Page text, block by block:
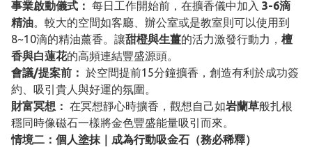
事業啟動儀式： 每日工作開始前，在擴香儀中加入 3-6滴
精油。較大的空間如客廳、辦公室或是教室則可以使用到
8~10滴的精油薰香。讓甜橙與生薑的活力激發行動力， 檀
香與白蓮花的高頻連結豐盛源頭。
會議/提案前： 於空間提前15分鐘擴香，創造有利於成功簽
約、吸引貴人與好運的氛圍。
財富冥想： 在冥想靜心時擴香，觀想自己如岩蘭草般扎根
穩同時像磁石一樣將金色豐盛能量吸引而來。
情境二：個人塗抹｜成為行動吸金石（務必稀釋）